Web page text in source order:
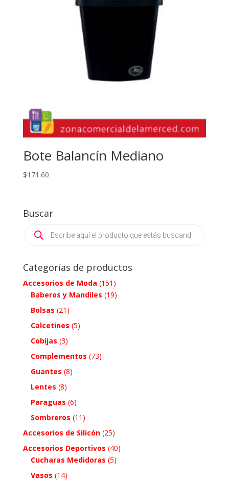
Bote Balancín Mediano
$171.60
Buscar
search
Categorías de productos
Accesorios de Moda (151)
Baberos y Mandiles (19)
Bolsas (21)
Calcetines (5)
Cobijas (3)
Complementos (73)
Guantes (8)
Lentes (8)
Paraguas (6)
Sombreros (11)
Accesorios de Silicón (25)
Accesorios Deportivos (40)
Cucharas Medidoras (5)
Vasos (14)